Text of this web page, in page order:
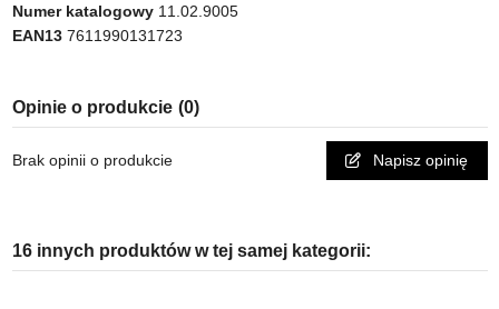
Numer katalogowy 11.02.9005
EAN13 7611990131723
Opinie o produkcie (0)
Brak opinii o produkcie Napisz opinię
16 innych produktów w tej samej kategorii: